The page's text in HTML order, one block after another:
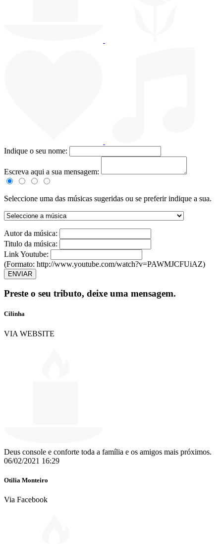
Indique o seu nome:
Escreva aqui a sua mensagem:
Seleccione uma das músicas sugeridas ou se preferir indique a sua.
Autor da música:
Titulo da música:
Link Youtube:
(Formato: http://www.youtube.com/watch?v=PAWMJCFUiAZ)
ENVIAR
Preste o seu tributo, deixe uma mensagem.
Cilinha
VIA WEBSITE
Deus console e conforte toda a família e os amigos mais próximos.
06/02/2021 16:29
Otilia Monteiro
Via Facebook